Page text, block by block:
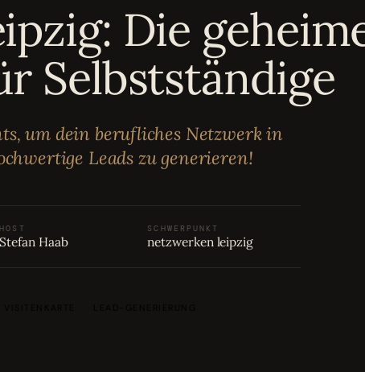
Die
Selbstständige
um dein berufliches Netzwerk in
Leads zu generieren!
HOST
Stefan Haab
SCHWERPUNKT
netzwerken leipzig